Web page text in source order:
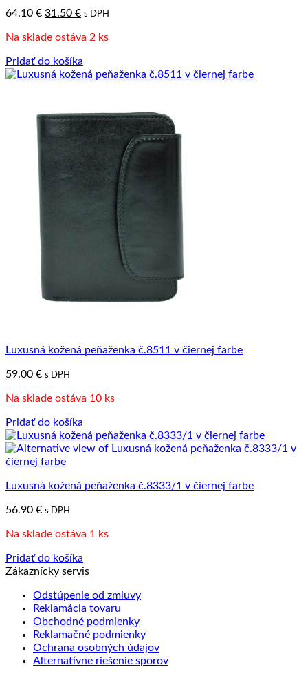
64.10€ Pôvodná
bola:
31.50 €Aktuálna
je:
s DPH
Na sklade ostáva 2 ks
Pridať do košíka
Luxusná kožená peňaženka č.8511 v čiernej farbe
59.00 € s DPH
Na sklade ostáva 10 ks
Pridať do košíka
Luxusná kožená peňaženka č.8333/1 v čiernej farbe
56.90 € s DPH
Na sklade ostáva 1 ks
Pridať do košíka
Zákaznícky servis
Odstúpenie od zmluvy
Reklamácia tovaru
Obchodné podmienky
Reklamačné podmienky
Ochrana osobných údajov
Alternatívne riešenie sporov